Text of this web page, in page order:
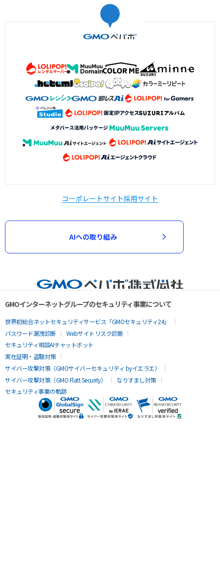
コーポレートサイト採用サイト
AIへの取り組み
GMOインターネットグループのセキュリティ事業について
世界初総合ネットセキュリティサービス「GMOセキュリティ24」
パスワード漏洩診断
Webサイトリスク診断
セキュリティ相談AIチャットボット
実在証明・盗聴対策
サイバー攻撃対策（GMOサイバーセキュリティ byイエラエ）
サイバー攻撃対策（GMO Flatt Security）
なりすまし対策
セキュリティ事業の軌跡